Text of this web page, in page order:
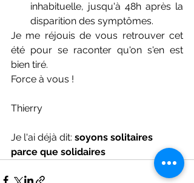
inhabituelle, jusqu'à 48h après la
disparition des symptômes.
Je me réjouis de vous retrouver cet
été pour se raconter qu'on s'en est
bien tiré.
Force à vous !
Thierry
Je l'ai déjà dit: soyons solitaires
parce que solidaires